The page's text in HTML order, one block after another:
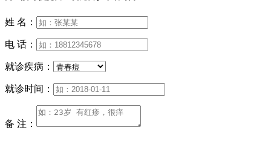
姓 名：
电 话：
就诊疾病：
就诊时间：
备 注：